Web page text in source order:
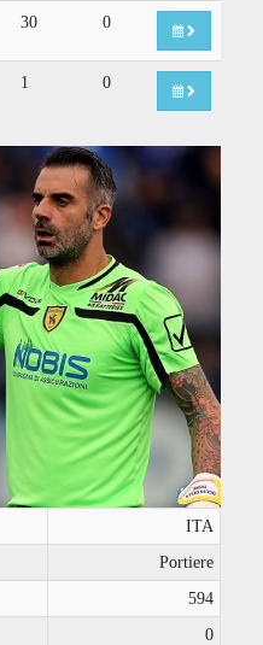
30 0
1 0
ITA
Portiere
594
0